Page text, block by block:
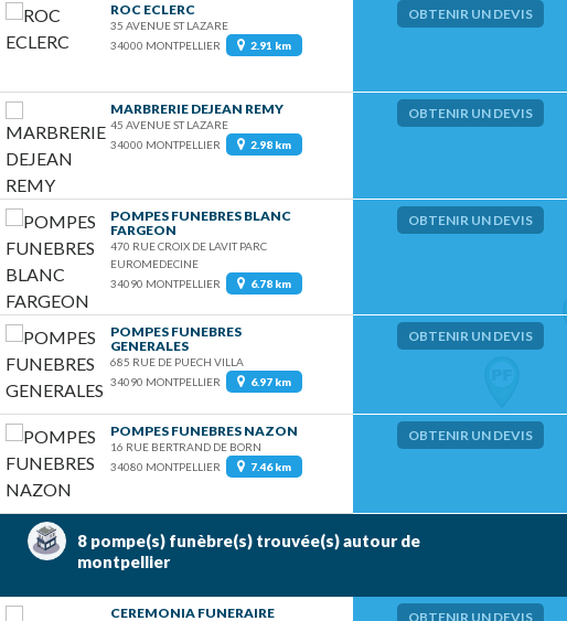
ROC ECLERC
35 AVENUE ST LAZARE
34000 MONTPELLIER
2.91 km
OBTENIR UN DEVIS
MARBRERIE DEJEAN REMY
45 AVENUE ST LAZARE
34000 MONTPELLIER
2.98 km
OBTENIR UN DEVIS
POMPES FUNEBRES BLANC
FARGEON
470 RUE CROIX DE LAVIT PARC
EUROMEDECINE
34090 MONTPELLIER
6.78 km
OBTENIR UN DEVIS
POMPES FUNEBRES
GENERALES
685 RUE DE PUECH VILLA
34090 MONTPELLIER
6.97 km
OBTENIR UN DEVIS
POMPES FUNEBRES NAZON
16 RUE BERTRAND DE BORN
34080 MONTPELLIER
7.46 km
OBTENIR UN DEVIS
8 pompe(s) funèbre(s) trouvée(s) autour de
montpellier
CEREMONIA FUNERAIRE OBTENIR UN DEVIS